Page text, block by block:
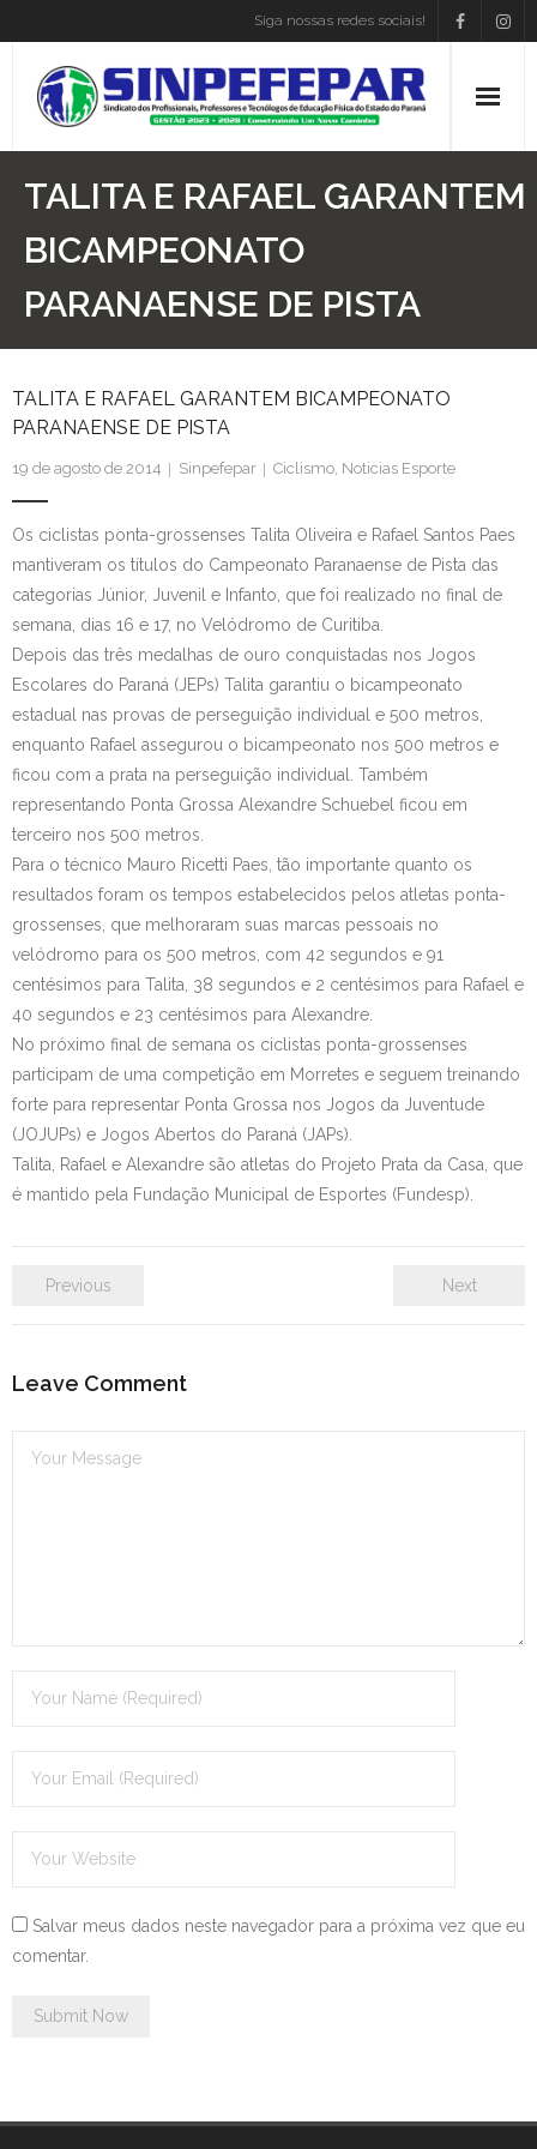
Siga nossas redes sociais!
Home
Institucional
Atos Presidência
Convenções
Associe-se
Empregos
Blog
TALITA E RAFAEL GARANTEM
BICAMPEONATO
PARANAENSE DE PISTA
TALITA E RAFAEL GARANTEM BICAMPEONATO
PARANAENSE DE PISTA
19 de agosto de 2014 Sinpefepar Ciclismo, Noticias Esporte
Os ciclistas ponta-grossenses Talita Oliveira e Rafael Santos Paes
mantiveram os títulos do Campeonato Paranaense de Pista das
categorias Júnior, Juvenil e Infanto, que foi realizado no final de
semana, dias 16 e 17, no Velódromo de Curitiba.
Depois das três medalhas de ouro conquistadas nos Jogos
Escolares do Paraná (JEPs) Talita garantiu o bicampeonato
estadual nas provas de perseguição individual e 500 metros,
enquanto Rafael assegurou o bicampeonato nos 500 metros e
ficou com a prata na perseguição individual. Também
representando Ponta Grossa Alexandre Schuebel ficou em
terceiro nos 500 metros.
Para o técnico Mauro Ricetti Paes, tão importante quanto os
resultados foram os tempos estabelecidos pelos atletas ponta-
grossenses, que melhoraram suas marcas pessoais no
velódromo para os 500 metros, com 42 segundos e 91
centésimos para Talita, 38 segundos e 2 centésimos para Rafael e
40 segundos e 23 centésimos para Alexandre.
No próximo final de semana os ciclistas ponta-grossenses
participam de uma competição em Morretes e seguem treinando
forte para representar Ponta Grossa nos Jogos da Juventude
(JOJUPs) e Jogos Abertos do Paraná (JAPs).
Talita, Rafael e Alexandre são atletas do Projeto Prata da Casa, que
é mantido pela Fundação Municipal de Esportes (Fundesp).
Previous Next
Leave Comment
Salvar meus dados neste navegador para a próxima vez que eu
comentar.